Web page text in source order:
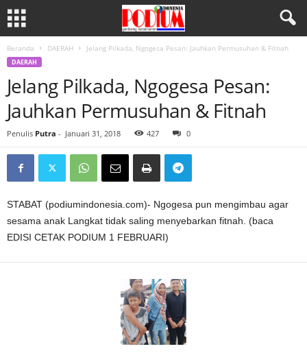
Beranda DAERAH Jelang Pilkada, Ngogesa Pesan: Jauhkan Permusuhan & Fitnah
DAERAH
Jelang Pilkada, Ngogesa Pesan:
Jauhkan Permusuhan & Fitnah
Penulis Putra - Januari 31, 2018 427 0
STABAT (podiumindonesia.com)- Ngogesa pun mengimbau agar
sesama anak Langkat tidak saling menyebarkan fitnah. (baca
EDISI CETAK PODIUM 1 FEBRUARI)